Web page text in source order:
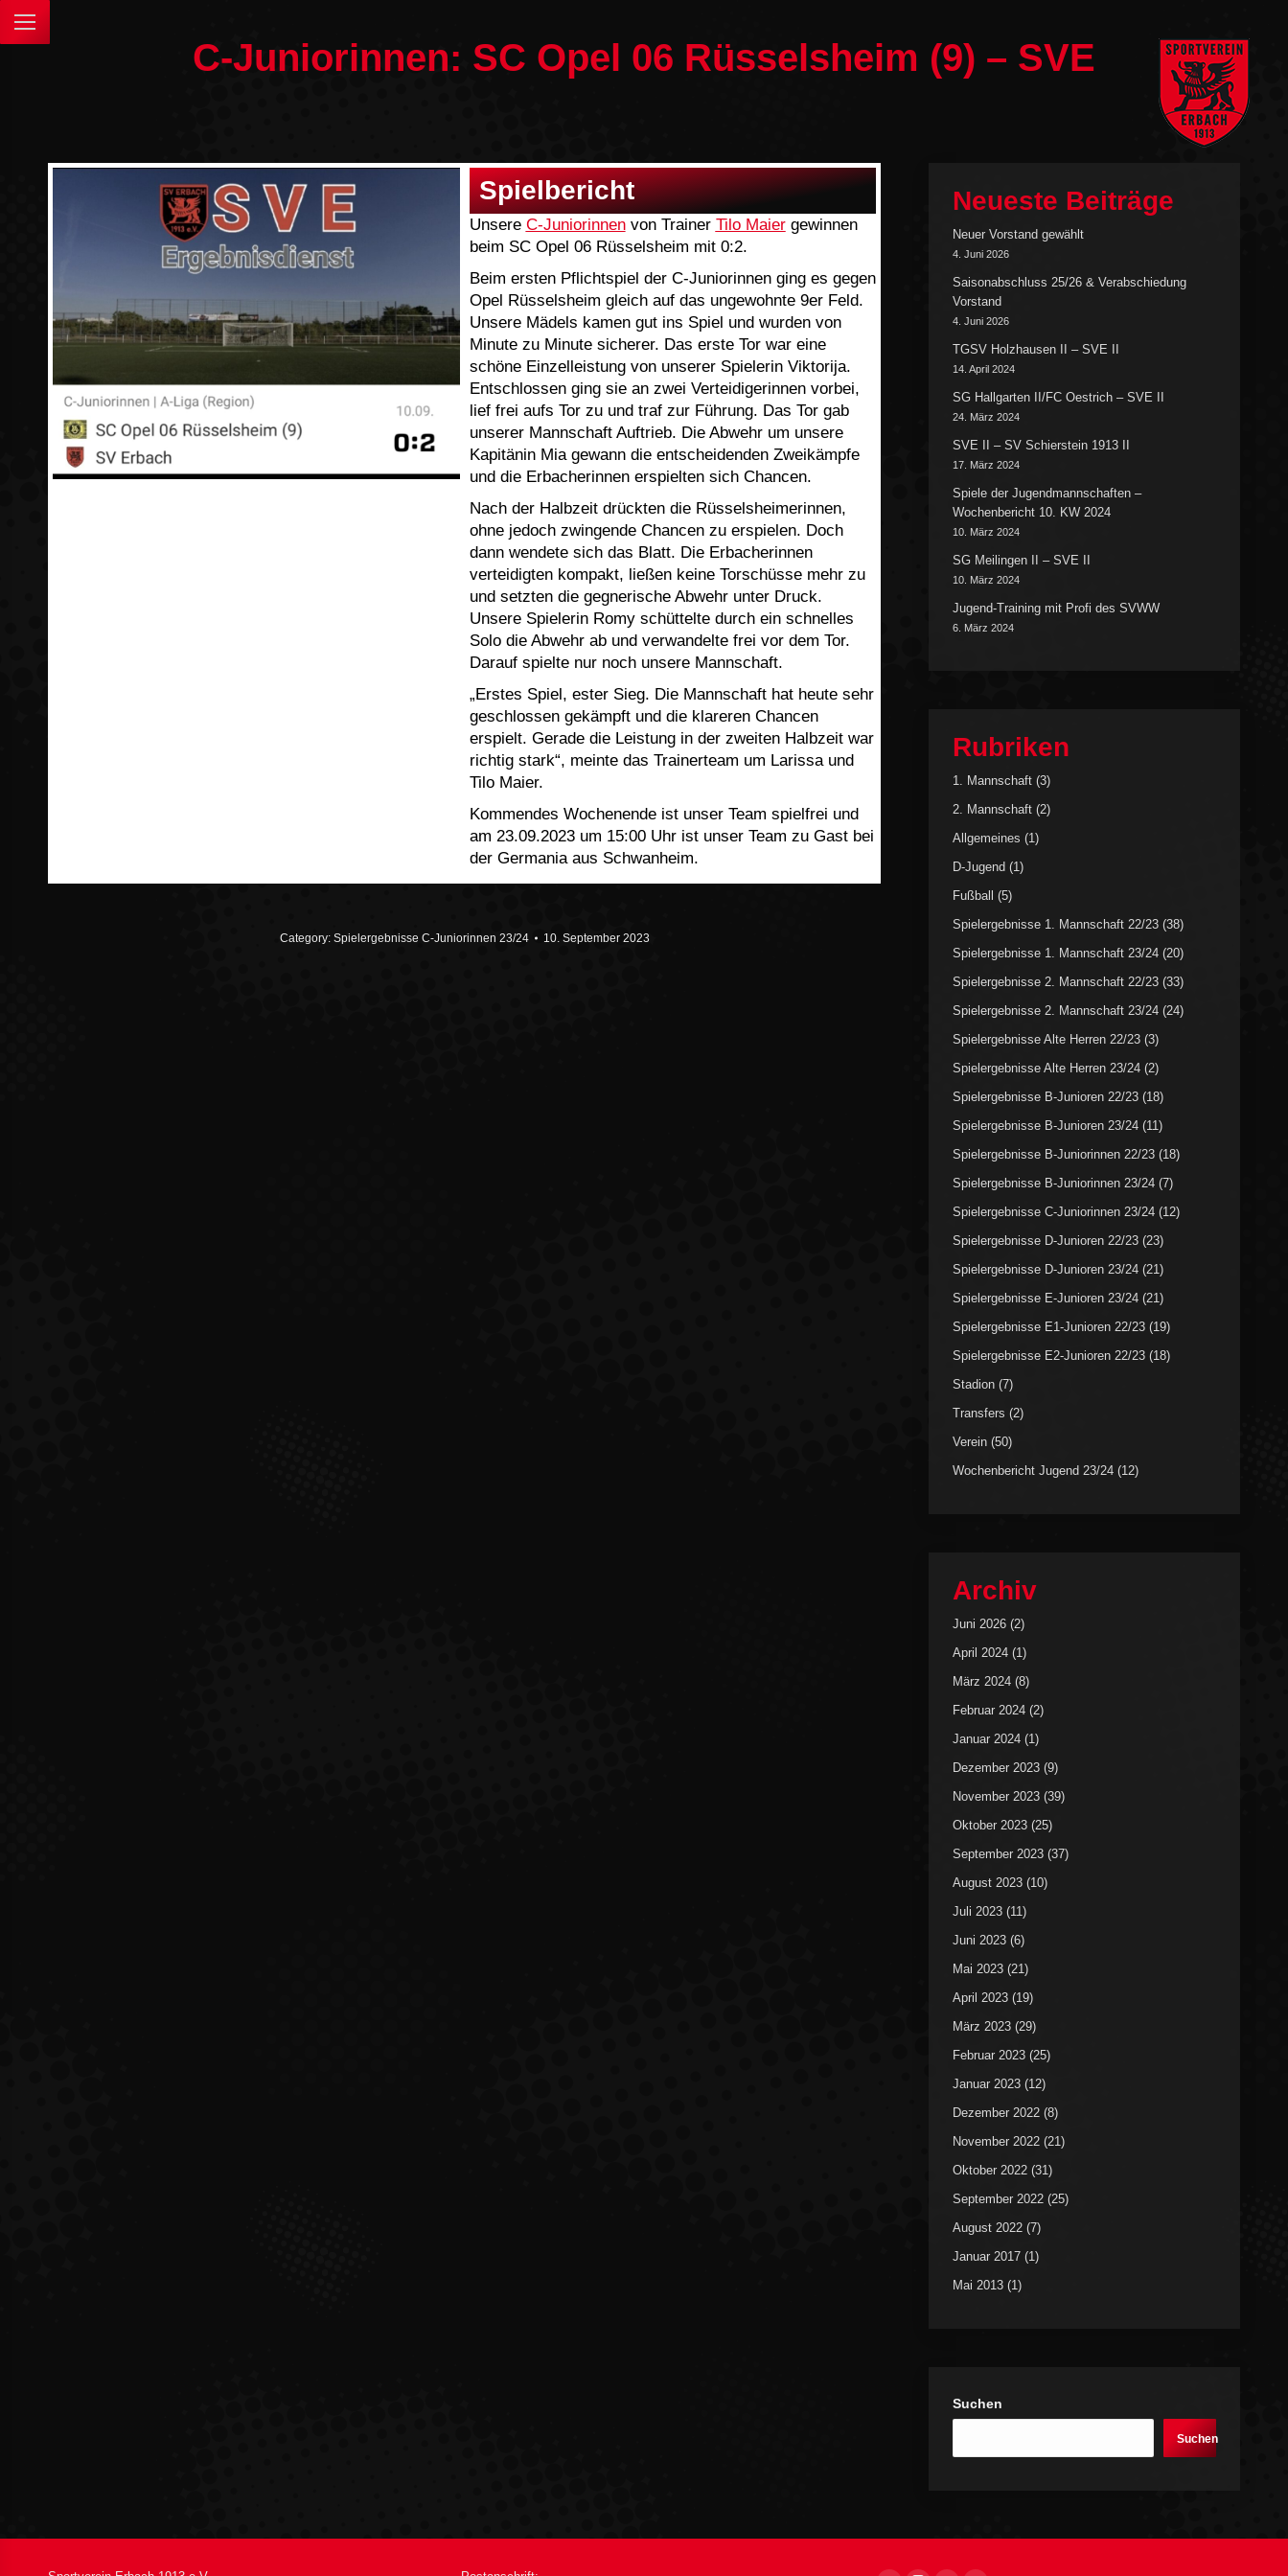
C-Juniorinnen: SC Opel 06 Rüsselsheim (9) – SVE
Spielbericht
Unsere C-Juniorinnenvon Trainer Tilo Maiergewinnen
beim SC Opel 06 Rüsselsheim mit 0:2.
Beim ersten Pflichtspiel der C-Juniorinnen ging es gegen
Opel Rüsselsheim gleich auf das ungewohnte 9er Feld.
Unsere Mädels kamen gut ins Spiel und wurden von
Minute zu Minute sicherer. Das erste Tor war eine
schöne Einzelleistung von unserer Spielerin Viktorija.
Entschlossen ging sie an zwei Verteidigerinnen vorbei,
lief frei aufs Tor zu und traf zur Führung. Das Tor gab
unserer Mannschaft Auftrieb. Die Abwehr um unsere
Kapitänin Mia gewann die entscheidenden Zweikämpfe
und die Erbacherinnen erspielten sich Chancen.
Nach der Halbzeit drückten die Rüsselsheimerinnen,
ohne jedoch zwingende Chancen zu erspielen. Doch
dann wendete sich das Blatt. Die Erbacherinnen
verteidigten kompakt, ließen keine Torschüsse mehr zu
und setzten die gegnerische Abwehr unter Druck.
Unsere Spielerin Romy schüttelte durch ein schnelles
Solo die Abwehr ab und verwandelte frei vor dem Tor.
Darauf spielte nur noch unsere Mannschaft.
„Erstes Spiel, ester Sieg. Die Mannschaft hat heute sehr
geschlossen gekämpft und die klareren Chancen
erspielt. Gerade die Leistung in der zweiten Halbzeit war
richtig stark“, meinte das Trainerteam um Larissa und
Tilo Maier.
Kommendes Wochenende ist unser Team spielfrei und
am 23.09.2023 um 15:00 Uhr ist unser Team zu Gast bei
der Germania aus Schwanheim.
Category: Spielergebnisse C-Juniorinnen 23/24 10. September 2023
Neueste Beiträge
Neuer Vorstand gewählt
4. Juni 2026
Saisonabschluss 25/26 & Verabschiedung
Vorstand
4. Juni 2026
TGSV Holzhausen II – SVE II
14. April 2024
SG Hallgarten II/FC Oestrich – SVE II
24. März 2024
SVE II – SV Schierstein 1913 II
17. März 2024
Spiele der Jugendmannschaften –
Wochenbericht 10. KW 2024
10. März 2024
SG Meilingen II – SVE II
10. März 2024
Jugend-Training mit Profi des SVWW
6. März 2024
Rubriken
1. Mannschaft (3)
2. Mannschaft (2)
Allgemeines (1)
D-Jugend (1)
Fußball (5)
Spielergebnisse 1. Mannschaft 22/23 (38)
Spielergebnisse 1. Mannschaft 23/24 (20)
Spielergebnisse 2. Mannschaft 22/23 (33)
Spielergebnisse 2. Mannschaft 23/24 (24)
Spielergebnisse Alte Herren 22/23 (3)
Spielergebnisse Alte Herren 23/24 (2)
Spielergebnisse B-Junioren 22/23 (18)
Spielergebnisse B-Junioren 23/24 (11)
Spielergebnisse B-Juniorinnen 22/23 (18)
Spielergebnisse B-Juniorinnen 23/24 (7)
Spielergebnisse C-Juniorinnen 23/24 (12)
Spielergebnisse D-Junioren 22/23 (23)
Spielergebnisse D-Junioren 23/24 (21)
Spielergebnisse E-Junioren 23/24 (21)
Spielergebnisse E1-Junioren 22/23 (19)
Spielergebnisse E2-Junioren 22/23 (18)
Stadion (7)
Transfers (2)
Verein (50)
Wochenbericht Jugend 23/24 (12)
Archiv
Juni 2026 (2)
April 2024 (1)
März 2024 (8)
Februar 2024 (2)
Januar 2024 (1)
Dezember 2023 (9)
November 2023 (39)
Oktober 2023 (25)
September 2023 (37)
August 2023 (10)
Juli 2023 (11)
Juni 2023 (6)
Mai 2023 (21)
April 2023 (19)
März 2023 (29)
Februar 2023 (25)
Januar 2023 (12)
Dezember 2022 (8)
November 2022 (21)
Oktober 2022 (31)
September 2022 (25)
August 2022 (7)
Januar 2017 (1)
Mai 2013 (1)
Suchen
Suchen